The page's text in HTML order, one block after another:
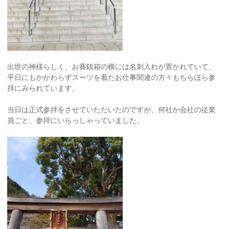
出世の神様らしく、お賽銭箱の横には名刺入れが置かれていて、
平日にもかかわらずスーツを着たお仕事関連の方々もちらほら参
拝にみられています。
当日は正式参拝をさせていただいたのですが、何社か会社の従業
員ごと、参拝にいらっしゃっていました。